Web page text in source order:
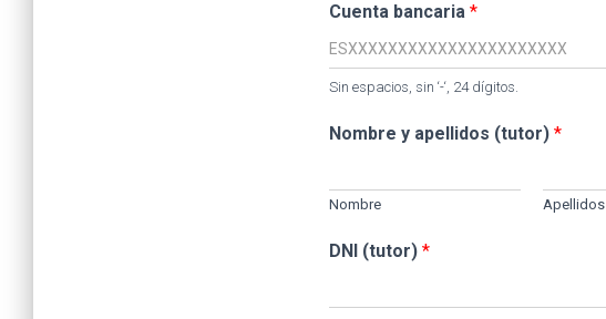
Cuenta bancaria *
Sin espacios, sin ‘-‘, 24 dígitos.
Nombre y apellidos (tutor) *
Nombre Apellidos
DNI (tutor) *